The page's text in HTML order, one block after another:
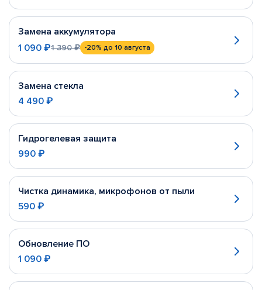
Замена аккумулятора
1 090 ₽1 390 ₽ -20% до 10 августа
Замена стекла
4 490 ₽
Гидрогелевая защита
990 ₽
Чистка динамика, микрофонов от пыли
590 ₽
Обновление ПО
1 090 ₽